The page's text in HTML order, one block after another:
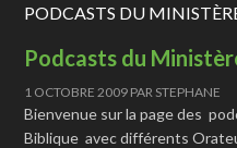
PODCASTS DU
Podcasts du
1 OCTOBRE 2009 PAR STEPHANE
Bienvenue sur la page des
Biblique avec différents